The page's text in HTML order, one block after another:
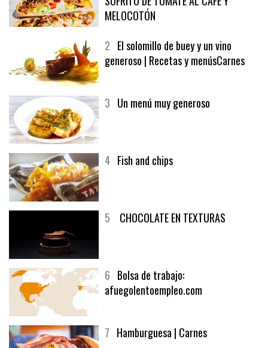
1CRUNCH WRAP SUPREME CON
SOFRITO DE TOMATE AL CAFÉ Y
MELOCOTÓN
2El solomillo de buey y un vino
6Bolsa de trabajo: